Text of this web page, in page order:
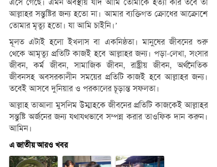
এসে গেছে। এমন অবস্থায় যদি আমি তোমাকে হত্যা করি তবে তা
আল্লাহর সন্তুষ্টির জন্য হতো না। আমার ব্যক্তিগত ক্রোধের আক্রোশে
তোমার মৃত্যু হতো। যা আমি চাইনি।’
মূলত এটাই হলো ইখলাস বা একনিষ্ঠতা। মানুষের জীবনের শুরু
থেকে আমৃত্যু প্রতিটি কাজই হবে আল্লাহর জন্য। পড়া-লেখা, সংসার
জীবন, কর্ম জীবন, সামাজিক জীবন, রাষ্ট্রীয় জীবন, অর্থনৈতিক
জীবনসহ অবসরকালীন সময়ের প্রতিটি কাজই হবে আল্লাহর জন্য।
তবেই আসবে দুনিয়ার ও পরকালের চূড়ান্ত সফলতা।
আল্লাহ তাআলা মুসলিম উম্মাহকে জীবনের প্রতিটি কাজকেই আল্লাহর
সন্তুষ্টি অর্জনের জন্য যথাযথভাবে সম্পন্ন করার তাওফিক দান করুন।
আমিন।
এ জাতীয় আরও খবর